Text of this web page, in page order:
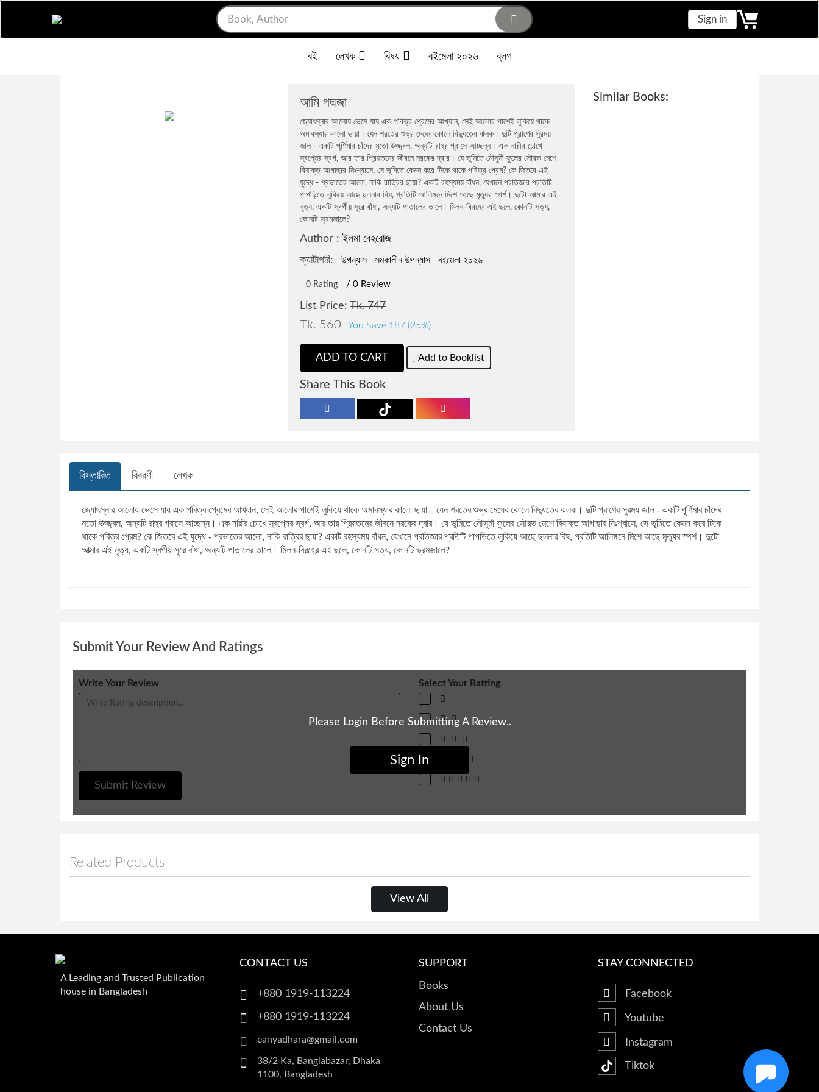
Sign in
বই লেখক বিষয় বইমেলা ২০২৬ ব্লগ
আমি পদ্মজা
জ্যোৎস্নার আলোয় ভেসে যায় এক পবিত্র প্রেমের আখ্যান, সেই আলোর পাশেই লুকিয়ে থাকে
অমাবস্যার কালো ছায়া। যেন শরতের শুভ্র মেঘের কোলে বিদ্যুতের ঝলক। দুটি প্রাণের সুরময়
জাল - একটি পূর্ণিমার চাঁদের মতো উজ্জ্বল, অন্যটি রাহুর গ্রাসে আচ্ছন্ন। এক নারীর চোখে
স্বপ্নের স্বর্গ, আর তার প্রিয়তমের জীবনে নরকের দ্বার। যে ভূমিতে মৌসুমী ফুলের সৌরভ মেশে
বিষাক্ত আগাছার নিঃশ্বাসে, সে ভূমিতে কেমন করে টিকে থাকে পবিত্র প্রেম? কে জিতবে এই
যুদ্ধে - প্রভাতের আলো, নাকি রাত্রির ছায়া? একটি রহস্যময় বাঁধন, যেখানে প্রতিজ্ঞার প্রতিটি
পাপড়িতে লুকিয়ে আছে ছলনার বিষ, প্রতিটি আলিঙ্গনে মিশে আছে মৃত্যুর স্পর্শ। দুটো আত্মার এই
নৃত্য, একটি স্বর্গীয় সুরে বাঁধা, অন্যটি পাতালের তালে। মিলন-বিরহের এই ছলে, কোনটি সত্য,
কোনটি ভ্রমজালে?
Author :ইলমা বেহরোজ
ক্যাটাগরি:
উপন্যাস সমকালীন উপন্যাস বইমেলা ২০২৬
0 Rating / 0 Review
List Price:Tk. 747
Tk. 560 You Save 187 (25%)
ADD TO CART Add to Booklist
Share This Book
Similar Books:
বিস্তারিত বিবরণী লেখক
জ্যোৎস্নার আলোয় ভেসে যায় এক পবিত্র প্রেমের আখ্যান, সেই আলোর পাশেই লুকিয়ে থাকে অমাবস্যার কালো ছায়া। যেন শরতের শুভ্র মেঘের কোলে বিদ্যুতের ঝলক। দুটি প্রাণের সুরময় জাল - একটি পূর্ণিমার চাঁদের
মতো উজ্জ্বল, অন্যটি রাহুর গ্রাসে আচ্ছন্ন। এক নারীর চোখে স্বপ্নের স্বর্গ, আর তার প্রিয়তমের জীবনে নরকের দ্বার। যে ভূমিতে মৌসুমী ফুলের সৌরভ মেশে বিষাক্ত আগাছার নিঃশ্বাসে, সে ভূমিতে কেমন করে টিকে
থাকে পবিত্র প্রেম? কে জিতবে এই যুদ্ধে - প্রভাতের আলো, নাকি রাত্রির ছায়া? একটি রহস্যময় বাঁধন, যেখানে প্রতিজ্ঞার প্রতিটি পাপড়িতে লুকিয়ে আছে ছলনার বিষ, প্রতিটি আলিঙ্গনে মিশে আছে মৃত্যুর স্পর্শ। দুটো
আত্মার এই নৃত্য, একটি স্বর্গীয় সুরে বাঁধা, অন্যটি পাতালের তালে। মিলন-বিরহের এই ছলে, কোনটি সত্য, কোনটি ভ্রমজালে?
Submit Your Review And Ratings
Write Your Review Select Your Ratting
Please Login Before Submitting A Review..
Sign In
Related Products
View All
A Leading and Trusted Publication
house in Bangladesh
CONTACT US
+880 1919-113224
+880 1919-113224
eanyadhara@gmail.com
38/2 Ka, Banglabazar, Dhaka
1100, Bangladesh
SUPPORT
Books
About Us
Contact Us
STAY CONNECTED
Facebook
Youtube
Instagram
Tiktok